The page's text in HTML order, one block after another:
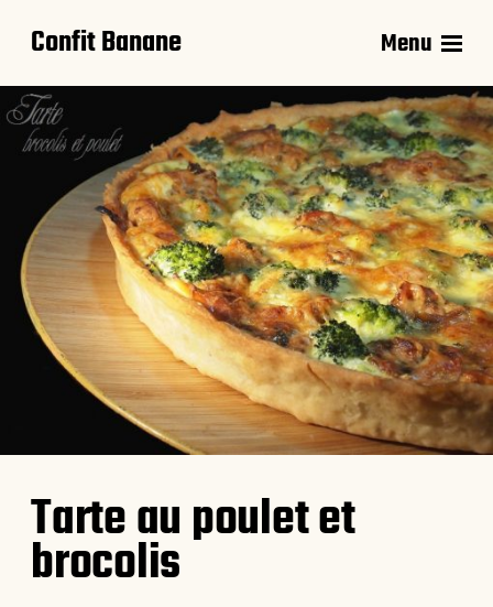
Confit Banane Menu
Tarte au poulet et
brocolis